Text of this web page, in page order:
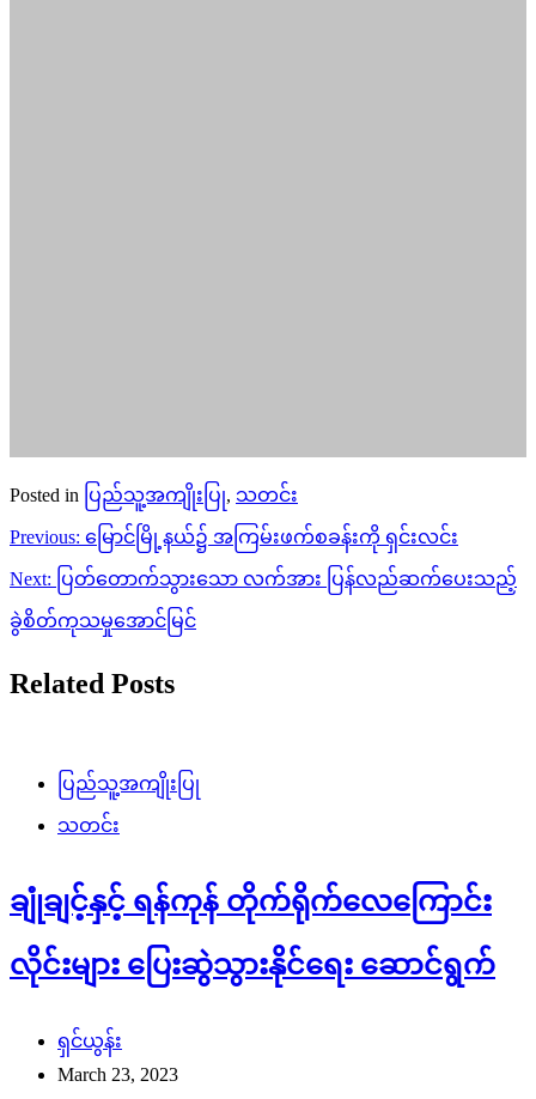
Posted in ပြည်သူ့အကျိုးပြု, သတင်း
Post
navigation
Previous: မြောင်မြို့နယ်၌ အကြမ်းဖက်စခန်းကို ရှင်းလင်း
Next: ပြတ်တောက်သွားသော လက်အား ပြန်လည်ဆက်ပေးသည့်
ခွဲစိတ်ကုသမှုအောင်မြင်
Related Posts
ပြည်သူ့အကျိုးပြု
သတင်း
ချုံချင့်နှင့် ရန်ကုန် တိုက်ရိုက်လေကြောင်း
လိုင်းများ ပြေးဆွဲသွားနိုင်ရေး ဆောင်ရွက်
ရှင်ယွန်း
March 23, 2023